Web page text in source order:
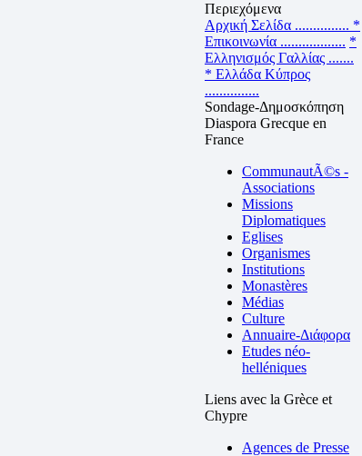
Περιεχόμενα
Αρχική Σελίδα ............... *
Επικοινωνία .................. *
Ελληνισμός Γαλλίας .......
* Ελλάδα Κύπρος
...............
Sondage-Δημοσκόπηση
Diaspora Grecque en
France
CommunautÃ©s -
Associations
Missions
Diplomatiques
Eglises
Organismes
Institutions
Monastères
Médias
Culture
Annuaire-Διάφορα
Etudes néo-
helléniques
Liens avec la Grèce et
Chypre
Agences de Presse